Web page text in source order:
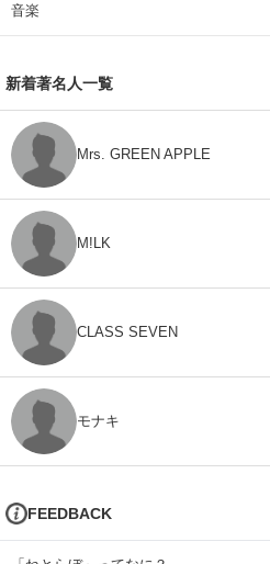
音楽
新着著名人一覧
Mrs. GREEN APPLE
M!LK
CLASS SEVEN
モナキ
FEEDBACK